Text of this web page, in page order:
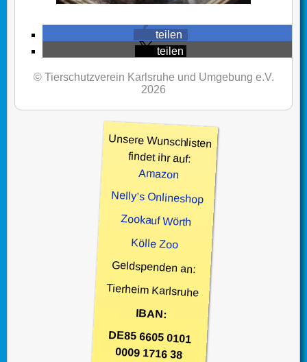
teilen
teilen
© Tierschutzverein Karlsruhe und Umgebung e.V.
2026
Unsere Wunschlisten
findet ihr auf:
Amazon
Nelly’s Onlineshop
Zookauf Wörth
Kölle Zoo
Geldspenden an:
Tierheim Karlsruhe
IBAN:
DE85 6605 0101
0009 1716 38